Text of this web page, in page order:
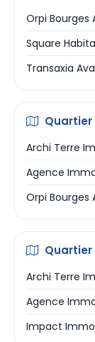
Orpi Bourges
Square
Transaxia
Archi Terre
Agence
Orpi Bourges
Quartier
Archi Terre
Agence
Impact